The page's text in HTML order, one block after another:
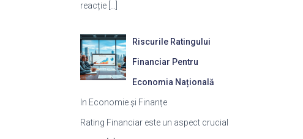
reacție
Riscurile Ratingului
Financiar Pentru
Economia Națională
In Economie și Finanțe
Rating Financiar este un aspect crucial